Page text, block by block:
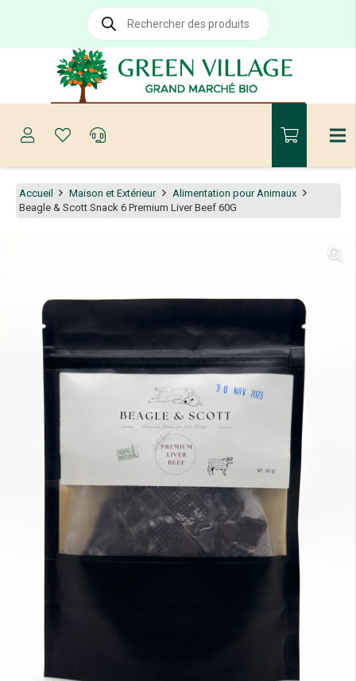
Recherche
produits
Accueil Maison et Extérieur
Alimentation pour Animaux
Beagle & Scott Snack 6 Premium Liver Beef 60G